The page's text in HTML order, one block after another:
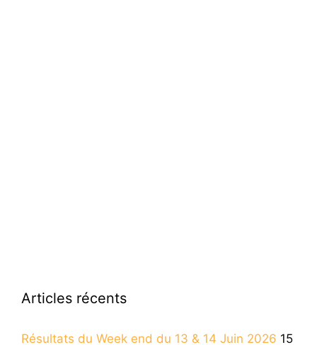
Articles récents
Résultats du Week end du 13 & 14 Juin 2026 15